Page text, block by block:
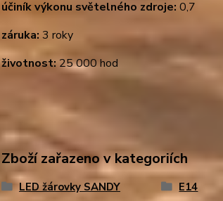
účiník výkonu světelného zdroje: 0,7
záruka: 3 roky
životnost:25 000 hod
Zboží zařazeno v kategoriích
LED žárovky SANDY E14